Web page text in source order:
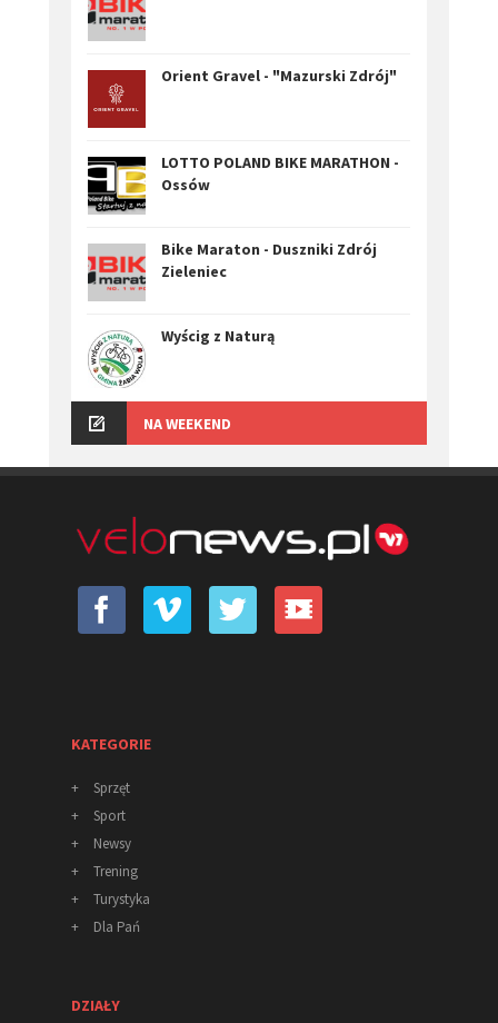
Orient Gravel - "Mazurski Zdrój"
LOTTO POLAND BIKE MARATHON -
Ossów
Bike Maraton - Duszniki Zdrój
Zieleniec
Wyścig z Naturą
NA WEEKEND
KATEGORIE
+
Sprzęt
+
Sport
+
Newsy
+
Trening
+
Turystyka
+
Dla Pań
DZIAŁY